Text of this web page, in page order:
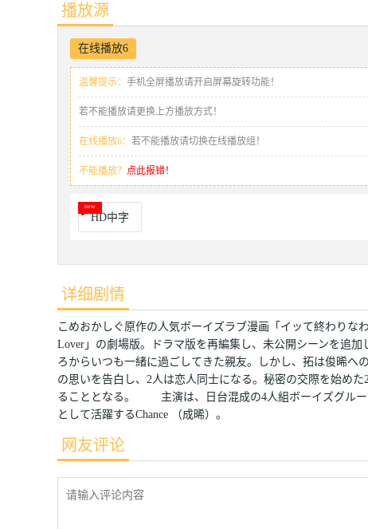
播放源
在线播放6
温馨提示： 手机全屏播放请开启屏幕旋转功能！
若不能播放请更换上方播放方式！
在线播放6： 若不能播放请切换在线播放组！
不能播放？ 点此报错！
HD中字
详细剧情
こめおかしぐ原作の人気ボーイズラブ漫画「イッて終わりな
Lover」の劇場版。ドラマ版を再編集し、未公開シーンを
ろからいつも一緒に過ごしてきた親友。しかし、拓は俊晞へ
の思いを告白し、2人は恋人同士になる。秘密の交際を始め
ることとなる。 主演は、日台混成の4人組ボーイズグルー
として活躍するChance （成晞）。
网友评论